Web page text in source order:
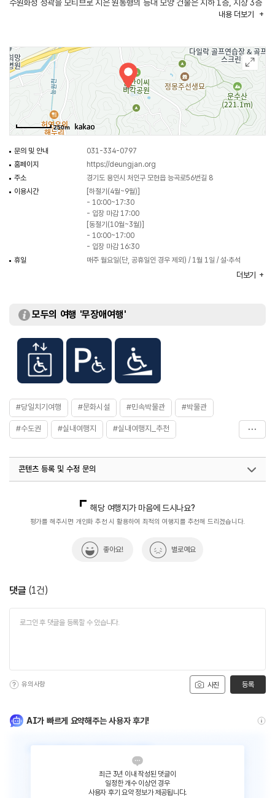
수원화성 성곽을 모티브로 지은 원통형의 등대 모양 건물은 지하 1층, 지상 3층
규모로 1, 2층은 전시 공간으로 3층은 세미나 및 각종 공연을 위한 다목적
야외전시장인 연못과 자연석이 어우러진 아름다운 정원으로 가볍게 둘러보며
힐링하기 좋다.
상설전시실 1층에는 우리의 불그릇 등잔을 주제로 부엌, 찬방, 사랑방, 안방 등
공간별로 사용되었던 등잔의 종류와 용도를 옛 생활용품과 함께 전시되어
있으며, 2층은 일상을 지킨 빛과 예를 밝힌 빛을 주제로 시대별 등잔 양식과
특징을 한눈에 알아볼 수 있다.
또 1층 특별기획전시실에서는 지역작가 조명전을 개최해 경기도 내에서 왕성한
박물관에서는 다양한 어린이, 청소년, 성인을 대상으로 한 상설교육 프로그램과
특별교육 프로그램을 운영하고 있다. 초나 LED등, 도자 등잔 등을 만들어 볼 수
있어 특별한 추억을 선물한다. 포은 정몽주 묘소가 맞은편에 있으므로 연계해
내용 더보기
250m
문의 및 안내
031-334-0797
홈페이지
https://deungjan.org
주소
경기도 용인시 처인구 모현읍 능곡로56번길 8
이용시간
[하절기(4월~9월)]
- 10:00~17:30
- 입장 마감 17:00
[동절기(10월~3월)]
- 10:00~17:00
- 입장 마감 16:30
휴일
매주 월요일(단, 공휴일인 경우 제외) / 1월 1일 / 설·추석
- 성인 10,000원
- 청소년(초·중·고) 7,000원
[용인시 지역민]
- 성인 8,000원
- 청소년(초·중·고) 5,000원
※ 무료 : 미취학 아동(보호자 동반 필수)
체험프로그램
- 형형색색 화촉 이야기 7,000원~10,000원
- 한뼘 동물 소원초 만들기 7,000원
- 도자 등잔 만들기 13,000원 (오일 2,000원 별도)
- 나만의 LED 제등만들기 10,000원
더보기
모두의 여행 '무장애여행'
#당일치기여행 #문화시설 #민속박물관 #박물관
#수도권 #실내여행지 #실내여행지_추천
#용인어린이체험 #용인여행
콘텐츠 등록 및 수정 문의
열린관광콘텐츠팀(열린관광-모두의여행)
033-738-3425
해당 여행지가 마음에 드시나요?
평가를 해주시면 개인화 추천 시 활용하여 최적의 여행지를 추천해 드리겠습니다.
좋아요! 별로예요
댓글 (1건)
사진
유의사항 등록
AI가 빠르게 요약해주는 사용자 후기!
최근 3년 이내 작성된 댓글이
일정한 개수 이상인 경우
사용자 후기 요약 정보가 제공됩니다.